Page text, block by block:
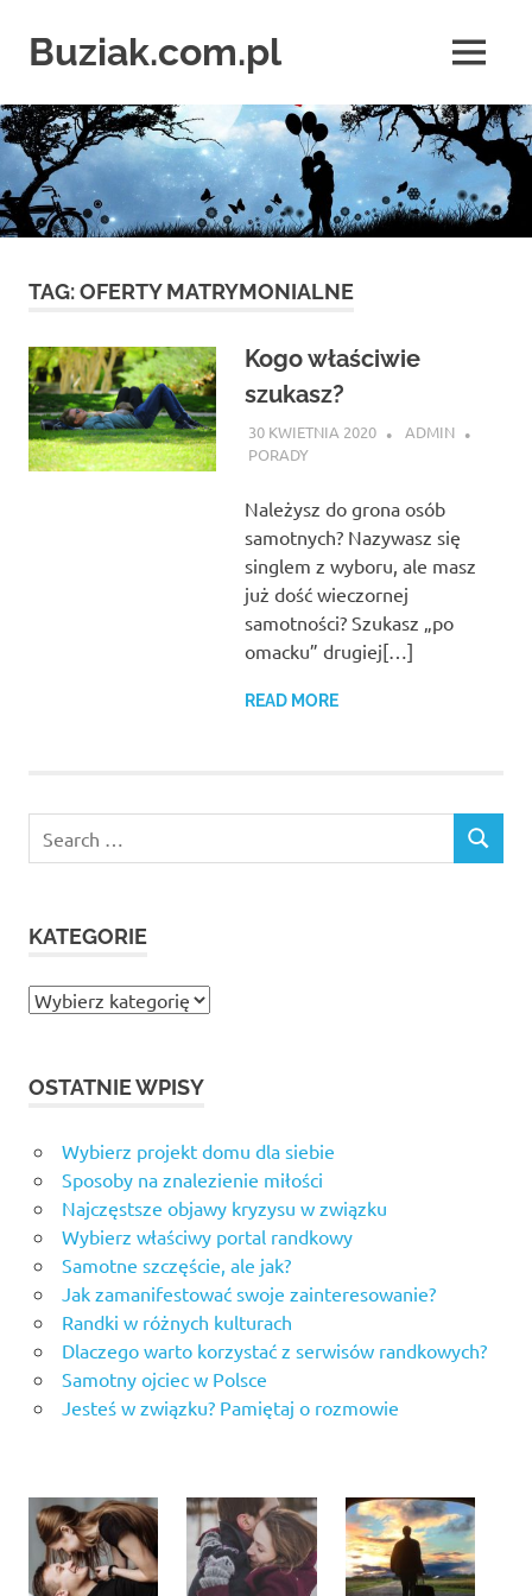
contentBuziak.com.pl
o
portalach
randkowych
MENU
TAG:OFERTY MATRYMONIALNE
Kogo właściwie
szukasz?
30 KWIETNIA 2020
ADMIN
PORADY
Należysz do grona osób
samotnych? Nazywasz się
singlem z wyboru, ale masz
już dość wieczornej
samotności? Szukasz „po
omacku” drugiej[…]
READ MORE
for:
SEARCH
KATEGORIE
Kategorie
OSTATNIE WPISY
Wybierz projekt domu dla siebie
Sposoby na znalezienie miłości
Najczęstsze objawy kryzysu w związku
Wybierz właściwy portal randkowy
Samotne szczęście, ale jak?
Jak zamanifestować swoje zainteresowanie?
Randki w różnych kulturach
Dlaczego warto korzystać z serwisów randkowych?
Samotny ojciec w Polsce
Jesteś w związku? Pamiętaj o rozmowie